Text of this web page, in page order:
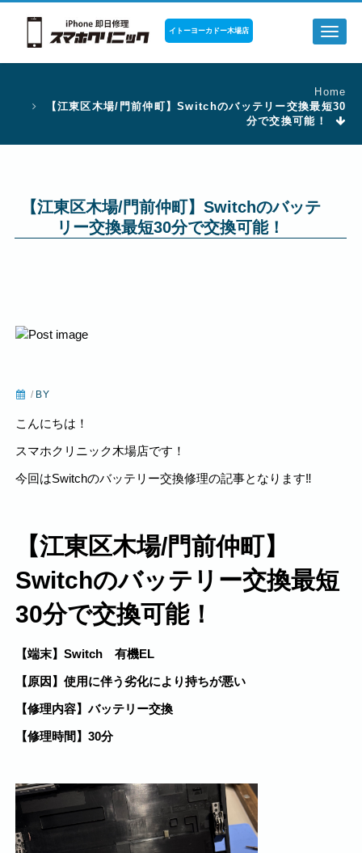
Toggle
イトーヨーカドー木場店
Home
【江東区木場/門前仲町】Switchのバッテリー交換最短30
分で交換可能！
【江東区木場/門前仲町】Switchのバッテ
リー交換最短30分で交換可能！
/ BY
こんにちは！
スマホクリニック木場店です！
今回はSwitchのバッテリー交換修理の記事となります‼️
【江東区木場/門前仲町】
Switchのバッテリー交換最短
30分で交換可能！
【端末】Switch 有機EL
【原因】使用に伴う劣化により持ちが悪い
【修理内容】バッテリー交換
【修理時間】30分